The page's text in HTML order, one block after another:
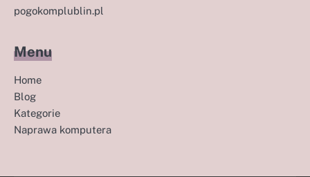
pogokomplublin.pl
Menu
Home
Blog
Kategorie
Naprawa komputera